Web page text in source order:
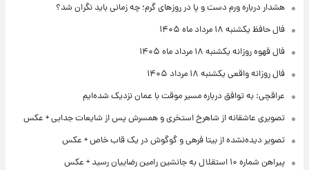
هشدار درباره ورم دست و پا در روزهای گرم؛ چه زمانی باید نگران شد؟
فال حافظ یکشنبه ۱۸ مرداد ماه ۱۴۰۵
فال قهوه روزانه یکشنبه ۱۸ مرداد ماه ۱۴۰۵
فال روزانه واقعی یکشنبه ۱۸ مرداد ۱۴۰۵
عراقچی: به توافق درباره مسیر موقت با عمان نزدیک شده‌ایم
تصویری عاشقانه از شاهرخ استخری و همسرش پس از شایعات جدایی + عکس
تصویر دیده‌نشده از بیتا فرهی و گوگوش در یک قاب خاص + عکس
پیراهن شماره ۱۰ استقلال به جانشین رامین رضاییان رسید + عکس